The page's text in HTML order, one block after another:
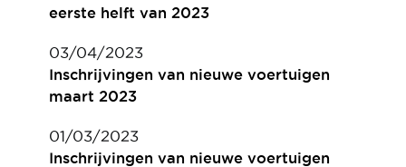
eerste helft van 2023
03/04/2023
Inschrijvingen van nieuwe voertuigen
maart 2023
01/03/2023
Inschrijvingen van nieuwe voertuigen